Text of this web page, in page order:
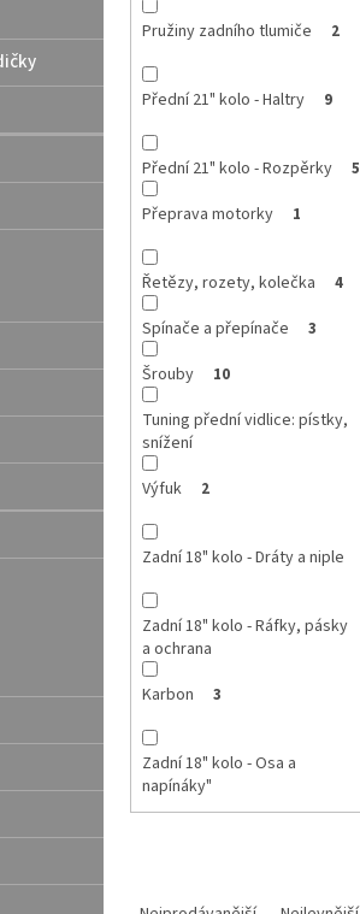
Pružiny zadního tlumiče 2
Přední 21" kolo - Haltry 9
Přední 21" kolo - Rozpěrky 5
Přeprava motorky 1
Řetězy, rozety, kolečka 4
Spínače a přepínače 3
Šrouby 10
Tuning přední vidlice: pístky,
snížení
Výfuk 2
Zadní 18" kolo - Dráty a niple
Zadní 18" kolo - Ráfky, pásky
a ochrana
Karbon 3
Zadní 18" kolo - Osa a
napínáky"